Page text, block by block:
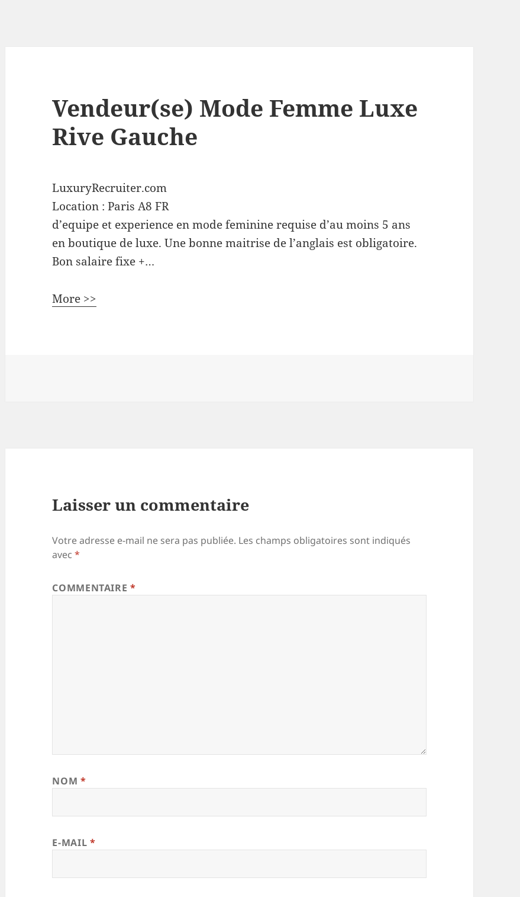
Vendeur(se) Mode Femme Luxe
Rive Gauche
LuxuryRecruiter.com
Location :Paris A8 FR
d’equipe et experience en mode feminine requise d’au moins 5 ans
en boutique de luxe. Une bonne maitrise de l’anglais est obligatoire.
Bon salaire fixe +…
More >>
Laisser un commentaire
Votre adresse e-mail ne sera pas publiée. Les champs obligatoires sont indiqués
avec*
COMMENTAIRE*
NOM *
E-MAIL *